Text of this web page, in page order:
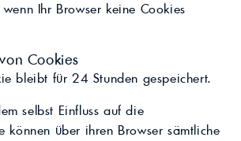
Ihr Browser keine Cookies
Cookies
bleibt für 24 Stunden gespeichert.
selbst Einfluss auf die
können über ihren Browser sämtliche